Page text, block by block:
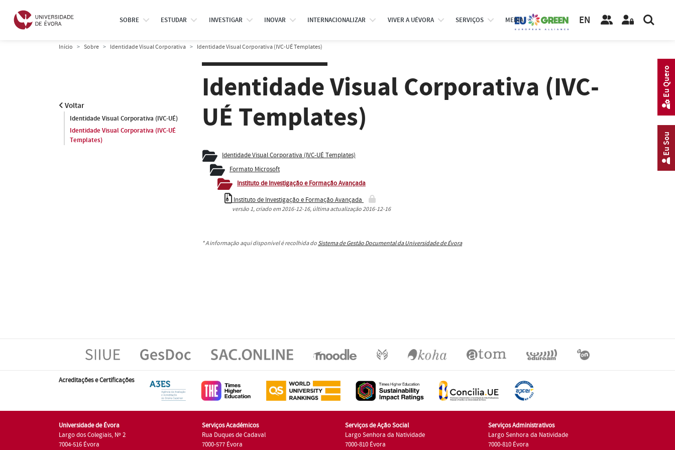
SOBRE ESTUDAR INVESTIGAR INOVAR INTERNACIONALIZAR VIVER A UÉVORA SERVIÇOS MEDIA EN
Início Sobre Identidade Visual Corporativa Identidade Visual Corporativa (IVC-UÉ Templates)
Voltar
Identidade Visual Corporativa (IVC-UÉ)
Identidade Visual Corporativa (IVC-UÉ
Templates)
Identidade Visual Corporativa (IVC-
UÉ Templates)
Identidade Visual Corporativa (IVC-UÉ Templates)
Formato Microsoft
Instituto de Investigação e Formação Avançada
Instituto de Investigação e Formação Avançada
versão 1, criado em2016-12-16, última actualização2016-12-16
* A informação aqui disponível é recolhida do Sistema de Gestão Documental da Universidade de Évora
Acreditações e Certificações
Universidade de Évora
Largo dos Colegiais, Nº 2
7004-516 Évora
Serviços Académicos
Rua Duques de Cadaval
7000-577 Évora
Serviços de Ação Social
Largo Senhora da Natividade
7000-810 Évora
Serviços Administrativos
Largo Senhora da Natividade
7000-810 Évora
Eu Sou
Eu Quero